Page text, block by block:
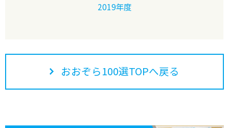
2019年度
おおぞら100選TOPへ戻る